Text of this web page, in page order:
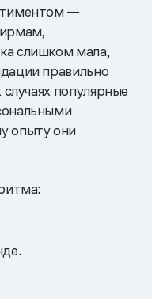
—
слишком мала,
правильно
популярные
опыту они